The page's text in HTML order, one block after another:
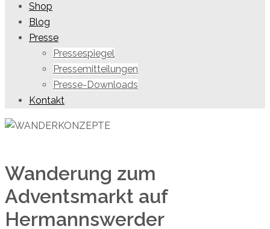
Shop
Blog
Presse
Pressespiegel
Pressemitteilungen
Presse-Downloads
Kontakt
Wanderung zum
Adventsmarkt auf
Hermannswerder